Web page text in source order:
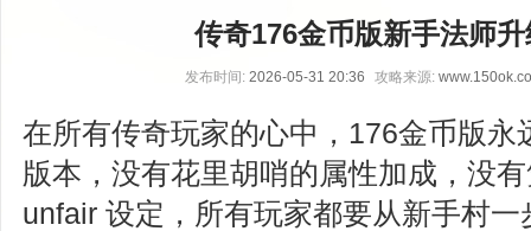
传奇176金币版新手法师
发布时间: 2026-05-31 20:36 攻略来源:
在所有传奇玩家的心中，176金币版永
版本，没有花里胡哨的属性加成，没
unfair 设定，所有玩家都要从新手村